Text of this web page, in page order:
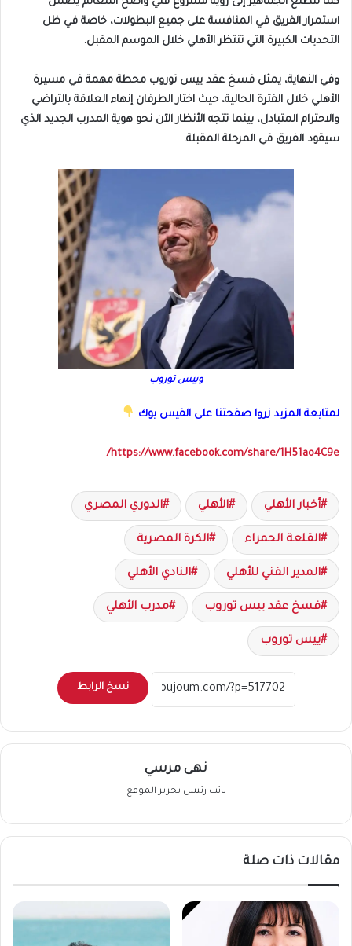
استمرار الفريق في المنافسة على جميع البطولات، خاصة في ظل
التحديات الكبيرة التي تنتظر الأهلي خلال الموسم المقبل.
وفي النهاية، يمثل فسخ عقد ييس توروب محطة مهمة في مسيرة
الأهلي خلال الفترة الحالية، حيث اختار الطرفان إنهاء العلاقة بالتراضي
والاحترام المتبادل، بينما تتجه الأنظار الآن نحو هوية المدرب الجديد الذي
سيقود الفريق في المرحلة المقبلة.
وييس توروب
لمتابعة المزيد زروا صفحتنا على الفيس بوك
https://www.facebook.com/share/1H51ao4C9e/
أخبار الأهلي الأهلي الدوري المصري
القلعة الحمراء الكرة المصرية
المدير الفني للأهلي النادي الأهلي
فسخ عقد ييس توروب مدرب الأهلي
ييس توروب
نسخ الرابط
نهى مرسي
نائب رئيس تحرير الموقع
مقالات ذات صلة